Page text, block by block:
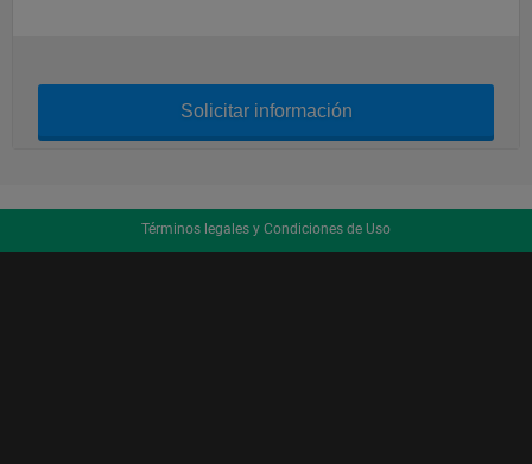
Solicitar información
Términos legales y Condiciones de Uso